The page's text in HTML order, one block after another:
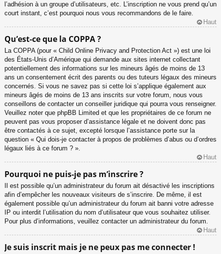
l’adhésion à un groupe d’utilisateurs, etc. L’inscription ne vous prend qu’un
court instant, c’est pourquoi nous vous recommandons de le faire.
Haut
Qu’est-ce que la COPPA ?
La COPPA (pour « Child Online Privacy and Protection Act ») est une loi
des États-Unis d’Amérique qui demande aux sites internet collectant
potentiellement des informations sur les mineurs âgés de moins de 13
ans un consentement écrit des parents ou des tuteurs légaux des mineurs
concernés. Si vous ne savez pas si cette loi s’applique également aux
mineurs âgés de moins de 13 ans inscrits sur votre forum, nous vous
conseillons de contacter un conseiller juridique qui pourra vous renseigner.
Veuillez noter que phpBB Limited et que les propriétaires de ce forum ne
peuvent pas vous proposer d’assistance légale et ne doivent donc pas
être contactés à ce sujet, excepté lorsque l’assistance porte sur la
question « Qui dois-je contacter à propos de problèmes d’abus ou d’ordres
légaux liés à ce forum ? ».
Haut
Pourquoi ne puis-je pas m’inscrire ?
Il est possible qu’un administrateur du forum ait désactivé les inscriptions
afin d’empêcher les nouveaux visiteurs de s’inscrire. De même, il est
également possible qu’un administrateur du forum ait banni votre adresse
IP ou interdit l’utilisation du nom d’utilisateur que vous souhaitez utiliser.
Pour plus d’informations, veuillez contacter un administrateur du forum.
Haut
Je suis inscrit mais je ne peux pas me connecter !